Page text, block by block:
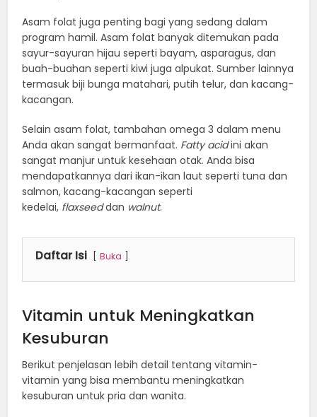
Asam folat juga penting bagi yang sedang dalam
program hamil. Asam folat banyak ditemukan pada
sayur-sayuran hijau seperti bayam, asparagus, dan
buah-buahan seperti kiwi juga alpukat. Sumber lainnya
termasuk biji bunga matahari, putih telur, dan kacang-
kacangan.
Selain asam folat, tambahan omega 3 dalam menu
Anda akan sangat bermanfaat. Fatty acidini akan
sangat manjur untuk kesehaan otak. Anda bisa
mendapatkannya dari ikan-ikan laut seperti tuna dan
salmon, kacang-kacangan seperti
kedelai, flaxseeddan walnut.
Daftar Isi Buka
Vitamin untuk Meningkatkan
Kesuburan
Berikut penjelasan lebih detail tentang vitamin-
vitamin yang bisa membantu meningkatkan
kesuburan untuk pria dan wanita.